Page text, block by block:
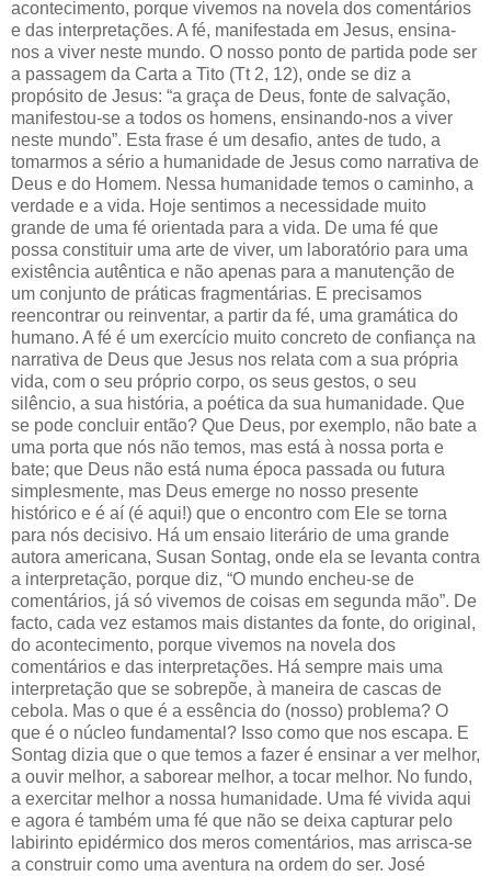
acontecimento, porque vivemos na novela dos comentários
e das interpretações. A fé, manifestada em Jesus, ensina-
nos a viver neste mundo. O nosso ponto de partida pode ser
a passagem da Carta a Tito (Tt 2, 12), onde se diz a
propósito de Jesus: “a graça de Deus, fonte de salvação,
manifestou-se a todos os homens, ensinando-nos a viver
neste mundo”. Esta frase é um desafio, antes de tudo, a
tomarmos a sério a humanidade de Jesus como narrativa de
Deus e do Homem. Nessa humanidade temos o caminho, a
verdade e a vida. Hoje sentimos a necessidade muito
grande de uma fé orientada para a vida. De uma fé que
possa constituir uma arte de viver, um laboratório para uma
existência autêntica e não apenas para a manutenção de
um conjunto de práticas fragmentárias. E precisamos
reencontrar ou reinventar, a partir da fé, uma gramática do
humano. A fé é um exercício muito concreto de confiança na
narrativa de Deus que Jesus nos relata com a sua própria
vida, com o seu próprio corpo, os seus gestos, o seu
silêncio, a sua história, a poética da sua humanidade. Que
se pode concluir então? Que Deus, por exemplo, não bate a
uma porta que nós não temos, mas está à nossa porta e
bate; que Deus não está numa época passada ou futura
simplesmente, mas Deus emerge no nosso presente
histórico e é aí (é aqui!) que o encontro com Ele se torna
para nós decisivo. Há um ensaio literário de uma grande
autora americana, Susan Sontag, onde ela se levanta contra
a interpretação, porque diz, “O mundo encheu-se de
comentários, já só vivemos de coisas em segunda mão”. De
facto, cada vez estamos mais distantes da fonte, do original,
do acontecimento, porque vivemos na novela dos
comentários e das interpretações. Há sempre mais uma
interpretação que se sobrepõe, à maneira de cascas de
cebola. Mas o que é a essência do (nosso) problema? O
que é o núcleo fundamental? Isso como que nos escapa. E
Sontag dizia que o que temos a fazer é ensinar a ver melhor,
a ouvir melhor, a saborear melhor, a tocar melhor. No fundo,
a exercitar melhor a nossa humanidade. Uma fé vivida aqui
e agora é também uma fé que não se deixa capturar pelo
labirinto epidérmico dos meros comentários, mas arrisca-se
a construir como uma aventura na ordem do ser. José